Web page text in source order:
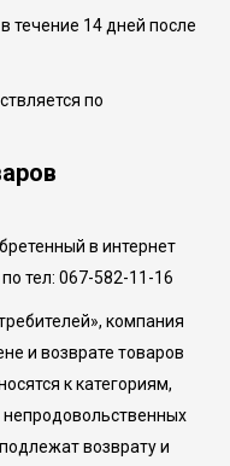
течение 14 дней после
по
в интернет
тел: 067-582-11-16
компания
и возврате товаров
к категориям,
возврату и